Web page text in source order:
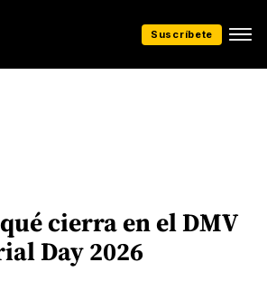
Suscríbete
cierra en el DMV
Day 2026